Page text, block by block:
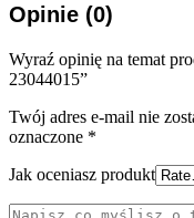
Opinie (0)
Wyraź opinię na temat
23044015”
Twój adres e-mail nie
oznaczone *
Jak oceniasz produkt